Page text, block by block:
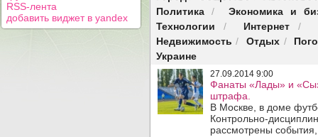
RSS-лента
добавить виджет в yandex
Политика /
Экономика и
Технологии / Интернет/
Недвижимость / Отдых /
Украине
27.09.2014 9:00
Фанаты «Лады» и
штрафа.
В Москве, в доме
Контрольно-
рассмотрены